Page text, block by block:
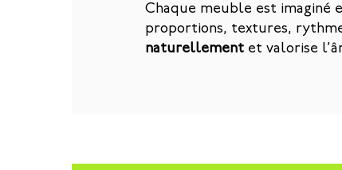
Chaque meuble est imaginé
proportions, textures,
naturellement et valorise